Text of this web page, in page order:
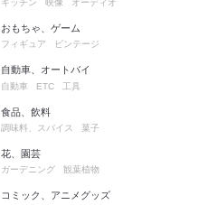
キッチン 映像 オーディオ
おもちゃ、ゲーム
フィギュア ビンテージ
自動車、オートバイ
自動車 ETC 工具
食品、飲料
調味料、スパイス 菓子
花、園芸
ガーデニング 観葉植物
コミック、アニメグッズ